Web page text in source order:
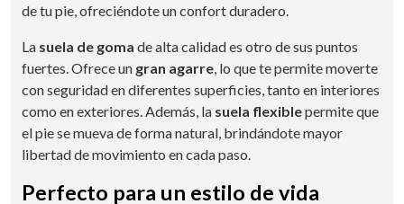
de tu pie, ofreciéndote un confort duradero.
La suela de goma de alta calidad es otro de sus puntos
fuertes. Ofrece un gran agarre , lo que te permite moverte
con seguridad en diferentes superficies, tanto en interiores
como en exteriores. Además, la suela flexiblepermite que
el pie se mueva de forma natural, brindándote mayor
libertad de movimiento en cada paso.
Perfecto para un estilo de vida